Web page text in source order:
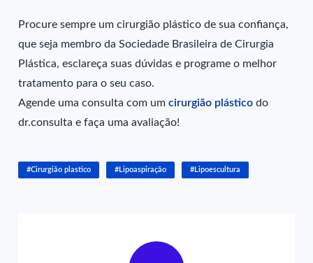
Procure sempre um cirurgião plástico de sua confiança,
que seja membro da Sociedade Brasileira de Cirurgia
Plástica, esclareça suas dúvidas e programe o melhor
tratamento para o seu caso.
Agende uma consulta com umcirurgião plástico do
dr.consulta e faça uma avaliação!
#Cirurgião plastico #Lipoaspiração #Lipoescultura